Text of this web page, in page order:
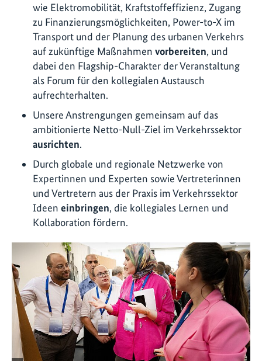
wie Elektromobilität, Kraftstoffeffizienz, Zugang
zu Finanzierungsmöglichkeiten, Power-to-X im
Transport und der Planung des urbanen Verkehrs
auf zukünftige Maßnahmen vorbereiten, und
dabei den Flagship-Charakter der Veranstaltung
als Forum für den kollegialen Austausch
aufrechterhalten.
Unsere Anstrengungen gemeinsam auf das
ambitionierte Netto-Null-Ziel im Verkehrssektor
ausrichten.
Durch globale und regionale Netzwerke von
Expertinnen und Experten sowie Vertreterinnen
und Vertretern aus der Praxis im Verkehrssektor
Ideen einbringen, die kollegiales Lernen und
Kollaboration fördern.